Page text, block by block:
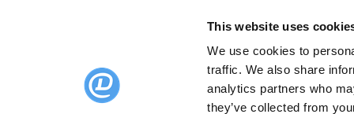
This website uses
We use cookies to
traffic. We also share
analytics partners who
they’ve collected from
Suomi